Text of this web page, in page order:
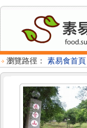
瀏覽路徑： 素易食首頁